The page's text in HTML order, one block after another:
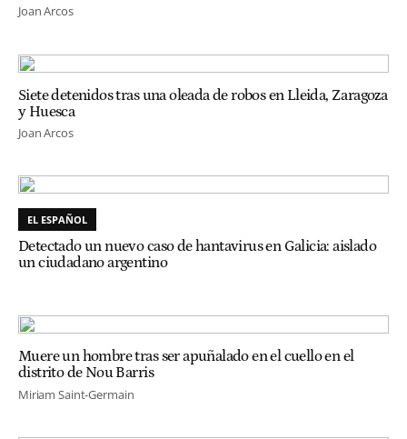
Joan Arcos
Siete detenidos tras una oleada de robos en Lleida, Zaragoza
y Huesca
Joan Arcos
EL ESPAÑOL
Detectado un nuevo caso de hantavirus en Galicia: aislado
un ciudadano argentino
Muere un hombre tras ser apuñalado en el cuello en el
distrito de Nou Barris
Miriam Saint-Germain